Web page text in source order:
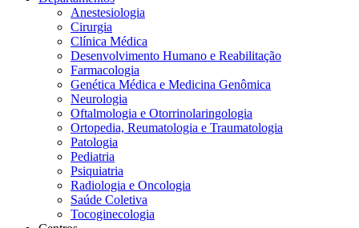
Anestesiologia
Cirurgia
Clínica Médica
Desenvolvimento Humano e Reabilitação
Farmacologia
Genética Médica e Medicina Genômica
Neurologia
Oftalmologia e Otorrinolaringologia
Ortopedia, Reumatologia e Traumatologia
Patologia
Pediatria
Psiquiatria
Radiologia e Oncologia
Saúde Coletiva
Tocoginecologia